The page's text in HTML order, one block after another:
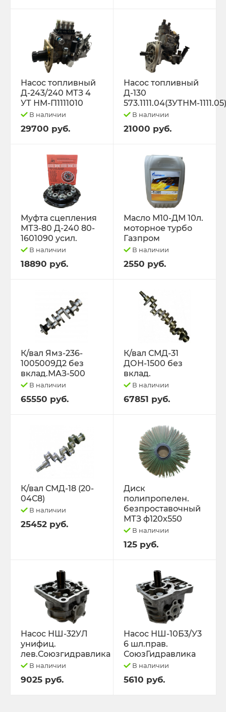
Насос топливный
Д-243/240 МТЗ 4
УТ НМ-П1111010
В наличии
29700 руб.
Насос топливный
Д-130
573.1111.04(3УТНМ-1111.05)
В наличии
21000 руб.
Муфта сцепления
МТЗ-80 Д-240 80-
1601090 усил.
В наличии
18890 руб.
Масло М10-ДМ 10л.
моторное турбо
Газпром
В наличии
2550 руб.
К/вал Ямз-236-
1005009Д2 без
вклад.МАЗ-500
В наличии
65550 руб.
К/вал СМД-31
ДОН-1500 без
вклад.
В наличии
67851 руб.
К/вал СМД-18 (20-
04С8)
В наличии
25452 руб.
Диск
полипропелен.
безпроставочный
МТЗ ф120х550
В наличии
125 руб.
Насос НШ-32УЛ
унифиц.
лев.Союзгидравлика
В наличии
9025 руб.
Насос НШ-10Б3/У3
6 шл.прав.
СоюзГидравлика
В наличии
5610 руб.